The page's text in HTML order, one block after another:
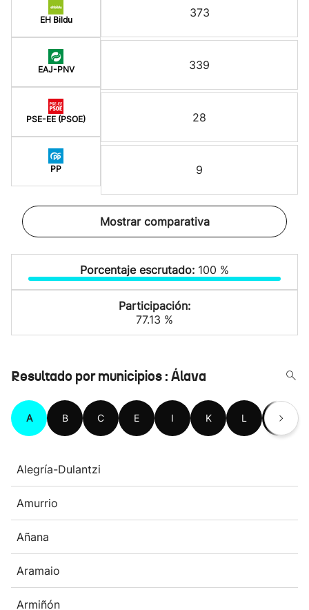
EH Bildu
EAJ-PNV
PSE-EE (PSOE)
PP
373
339
28
9
Mostrar comparativa
Porcentaje escrutado: 100 %
Participación:
77.13 %
Resultado por municipios : Álava
A B C E I K L M
Alegría-Dulantzi
Amurrio
Añana
Aramaio
Armiñón